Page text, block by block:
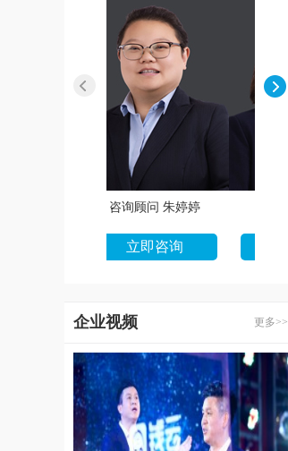
咨询顾问 朱婷婷
立即咨询
企业视频 更多>>